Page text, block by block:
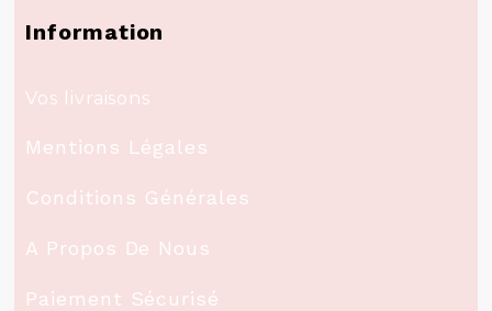
Information
Vos livraisons
Mentions Légales
Conditions Générales
A Propos De Nous
Paiement Sécurisé